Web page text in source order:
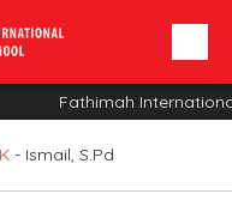
Fathimah
- Ismail, S.Pd